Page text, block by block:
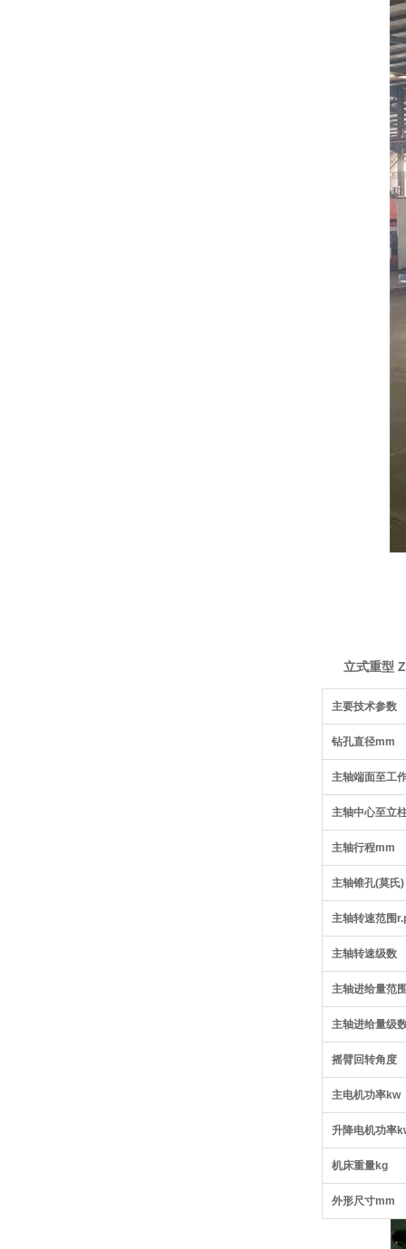
立式重型 Z
主要技术参数
钻孔直径mm
主轴端面至工
主轴中心至立
主轴行程mm
主轴锥孔(莫氏)
主轴转速范围
主轴转速级数
主轴进给量范
主轴进给量级
摇臂回转角度
主电机功率kw
升降电机功率
机床重量kg
外形尺寸mm